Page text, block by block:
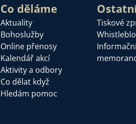
Co děláme
Aktuality
Bohoslužby
Online přenosy
Kalendář akcí
Aktivity a odbory
Co dělat když
Hledám pomoc
Tiskové